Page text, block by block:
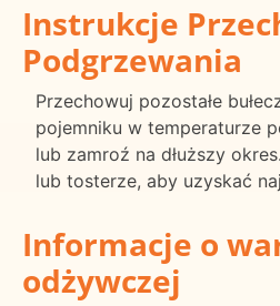
Instrukcje
Podgrzewania
Przechowuj pozostałe
pojemniku w temperaturze
lub zamroź na dłuższy
lub tosterze, aby uzyskać
Informacje o
odżywczej